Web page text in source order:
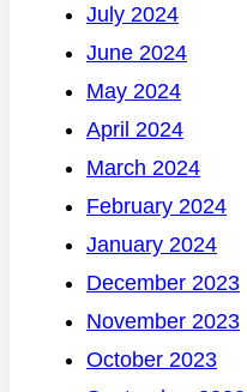
July 2024
June 2024
May 2024
April 2024
March 2024
February 2024
January 2024
December 2023
November 2023
October 2023